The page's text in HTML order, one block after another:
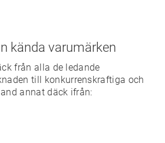
kända varumärken
från alla de ledande
till konkurrenskraftiga och
annat däck ifrån: